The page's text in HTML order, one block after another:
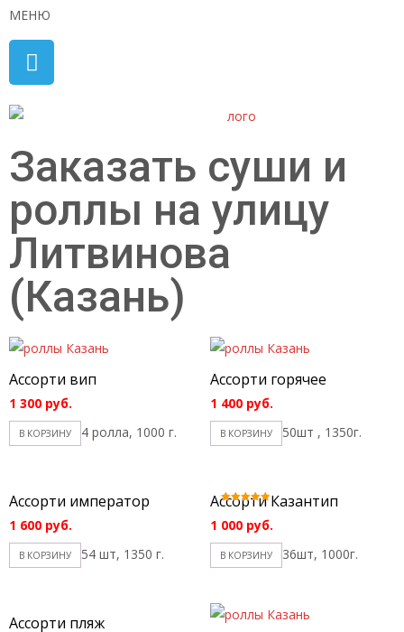
МЕНЮ
Заказать суши и
роллы на улицу
Литвинова
(Казань)
Ассорти вип
1 300 руб.
В КОРЗИНУ 4 ролла, 1000 г.
Ассорти горячее
1 400 руб.
В КОРЗИНУ 50шт , 1350г.
Ассорти император
1 600 руб.
В КОРЗИНУ 54 шт, 1350 г.
Ассорти Казантип
Оценка
из 5
1 000 руб.
В КОРЗИНУ 36шт, 1000г.
Ассорти пляж